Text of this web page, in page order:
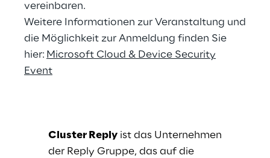
vereinbaren.
Weitere Informationen zur Veranstaltung und
die Möglichkeit zur Anmeldung finden Sie
hier: Microsoft Cloud & Device Security
Event
Cluster Reply ist das Unternehmen
der Reply Gruppe, das auf die